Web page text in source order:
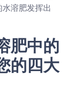
溶肥发挥出
肥中的
的四大